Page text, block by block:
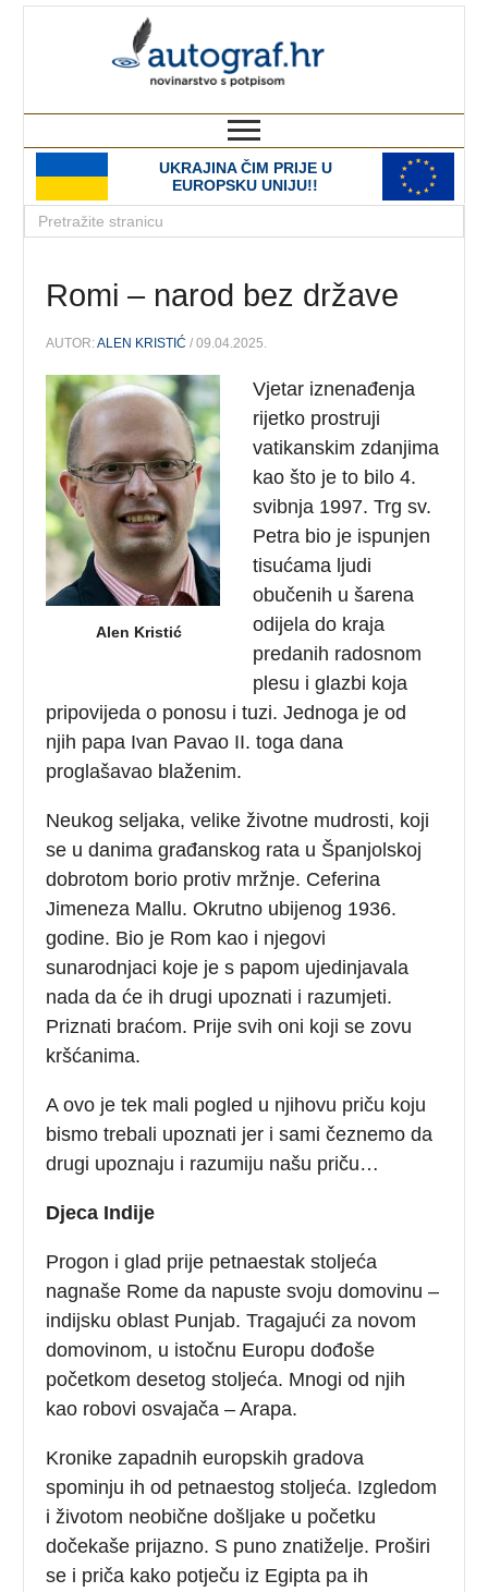
UKRAJINA ČIM PRIJE U
EUROPSKU UNIJU!!
Romi – narod bez države
AUTOR:ALEN KRISTIĆ / 09.04.2025.
Alen Kristić
Vjetar iznenađenja
rijetko prostruji
vatikanskim zdanjima
kao što je to bilo 4.
svibnja 1997. Trg sv.
Petra bio je ispunjen
tisućama ljudi
obučenih u šarena
odijela do kraja
predanih radosnom
plesu i glazbi koja
pripovijeda o ponosu i tuzi. Jednoga je od
njih papa Ivan Pavao II. toga dana
proglašavao blaženim.
Neukog seljaka, velike životne mudrosti, koji
se u danima građanskog rata u Španjolskoj
dobrotom borio protiv mržnje. Ceferina
Jimeneza Mallu. Okrutno ubijenog 1936.
godine. Bio je Rom kao i njegovi
sunarodnjaci koje je s papom ujedinjavala
nada da će ih drugi upoznati i razumjeti.
Priznati braćom. Prije svih oni koji se zovu
kršćanima.
A ovo je tek mali pogled u njihovu priču koju
bismo trebali upoznati jer i sami čeznemo da
drugi upoznaju i razumiju našu priču…
Djeca Indije
Progon i glad prije petnaestak stoljeća
nagnaše Rome da napuste svoju domovinu –
indijsku oblast Punjab. Tragajući za novom
domovinom, u istočnu Europu dođoše
početkom desetog stoljeća. Mnogi od njih
kao robovi osvajača – Arapa.
Kronike zapadnih europskih gradova
spominju ih od petnaestog stoljeća. Izgledom
i životom neobične došljake u početku
dočekaše prijazno. S puno znatiželje. Proširi
se i priča kako potječu iz Egipta pa ih